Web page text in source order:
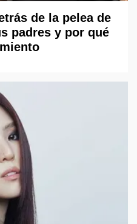
de la pelea de
padres y por qué